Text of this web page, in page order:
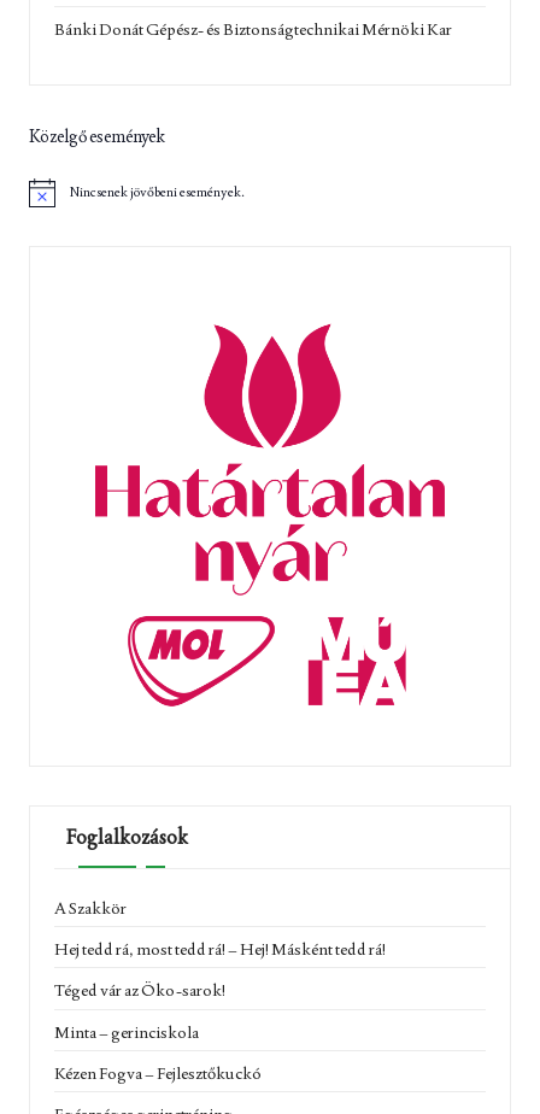
Bánki Donát Gépész- és Biztonságtechnikai Mérnöki Kar
Közelgő események
Nincsenek jövőbeni események.
Foglalkozások
A Szakkör
Hej tedd rá, most tedd rá! – Hej! Másként tedd rá!
Téged vár az Öko-sarok!
Minta – gerinciskola
Kézen Fogva – Fejlesztőkuckó